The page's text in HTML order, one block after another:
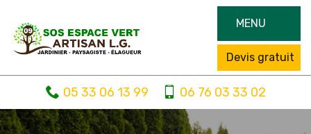
MENU
Devis gratuit
05 33 06 13 99 06 76 03 33 02